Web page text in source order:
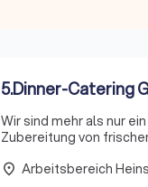
5.Dinner-Catering
Wir sind mehr als nur
Zubereitung von
die
place Arbeitsbereich